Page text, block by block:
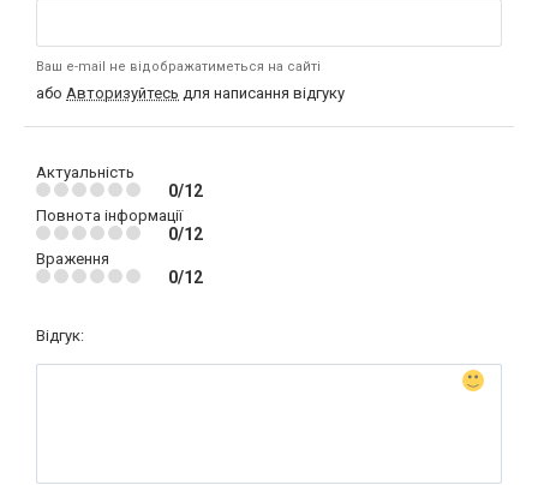
Ваш e-mail не відображатиметься на сайті
або Авторизуйтесь для написання відгуку
Актуальність
0/12
Повнота інформації
0/12
Враження
0/12
Відгук: